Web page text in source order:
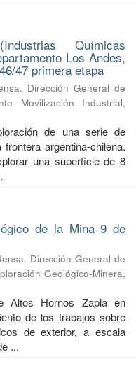
Químicas
Los Andes,
47 primera etapa
Dirección General de
Movilización Industrial,
de una serie de
argentina-chilena.
una superficie de 8
de la Mina 9 de
Dirección General de
Geológico-Minera,
Altos Hornos Zapla en
de los trabajos sobre
de exterior, a escala
...